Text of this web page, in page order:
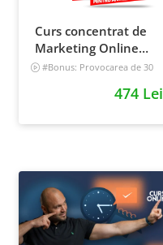
Curs concentrat de
Marketing Online
pentru antreprenori
#Bonus: Provocarea de 30
474 Lei